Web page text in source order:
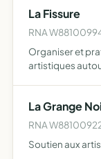
La Fissure
RNA
Organiser et
artistiques
La Grange
RNA
Soutien aux